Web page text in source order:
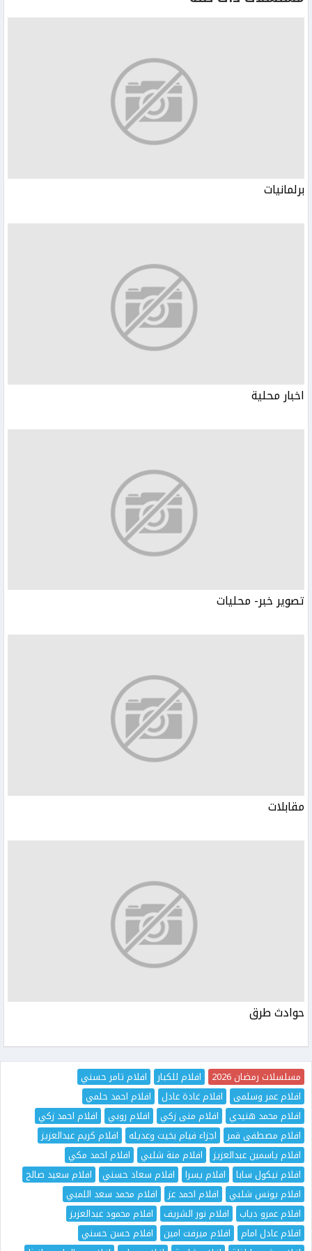
برلمانيات
اخبار محلية
تصوير خبر- محليات
مقابلات
حوادث طرق
مسلسلات رمضان 2026 افلام للكبار
افلام تامر حسني
افلام عمر وسلمى
افلام غادة عادل
افلام احمد حلمي
افلام محمد هنيدي
افلام منى زكي افلام روبي
افلام احمد زكي
افلام مصطفى قمر
اجزاء فيام بخيت وعديله
افلام كريم عبدالعزيز
افلام ياسمين عبدالعزيز
افلام منة شلبي
افلام احمد مكي
افلام نيكول سابا
افلام يسرا افلام سعاد حسني
افلام سعيد صالح
افلام يونس شلبي
افلام احمد عز
افلام محمد سعد اللمبي
افلام عمرو دياب
افلام نور الشريف
افلام محمود عبدالعزيز
افلام عادل امام
افلام ميرفت امين
افلام حسن حسني